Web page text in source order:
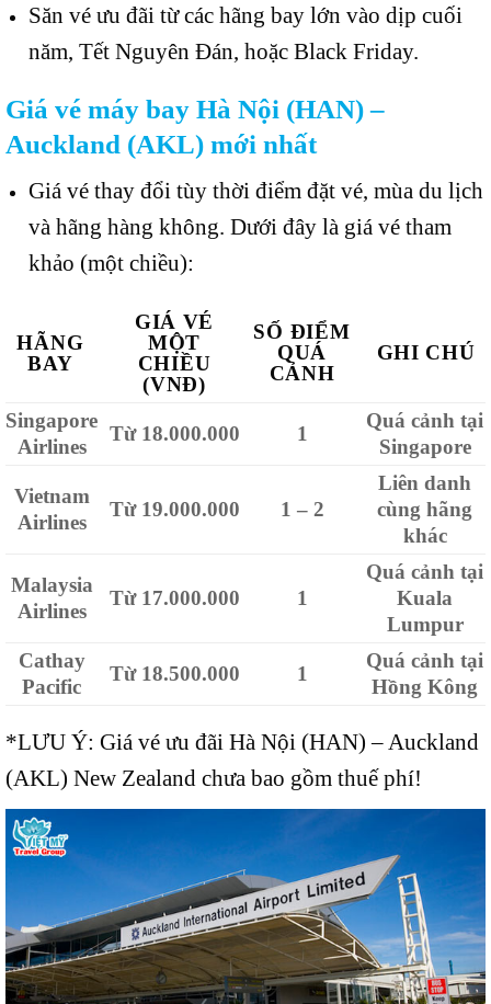
Săn vé ưu đãi từ các hãng bay lớn vào dịp cuối
năm, Tết Nguyên Đán, hoặc Black Friday.
Giá vé máy bay Hà Nội (HAN) –
Auckland (AKL) mới nhất
Giá vé thay đổi tùy thời điểm đặt vé, mùa du lịch
và hãng hàng không. Dưới đây là giá vé tham
khảo (một chiều):
HÃNG
BAY
GIÁ VÉ
MỘT
CHIỀU
(VNĐ)
SỐ ĐIỂM
QUÁ
CẢNH
GHI CHÚ
Singapore
Airlines
Từ 18.000.000 1
Quá cảnh tại
Singapore
Vietnam
Airlines
Từ 19.000.000 1 – 2
Liên danh
cùng hãng
khác
Malaysia
Airlines
Từ 17.000.000 1
Quá cảnh tại
Kuala
Lumpur
Cathay
Pacific
Từ 18.500.000 1
Quá cảnh tại
Hồng Kông
*LƯU Ý: Giá vé ưu đãi Hà Nội (HAN) – Auckland
(AKL) New Zealand chưa bao gồm thuế phí!